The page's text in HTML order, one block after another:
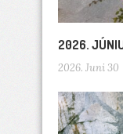
2026.
2026. Juni 30